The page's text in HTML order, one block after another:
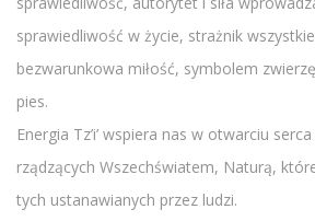
sprawiedliwość w życie, strażnik
bezwarunkowa miłość, symbolem
pies.
Energia Tz’i’ wspiera nas w otwarciu
rządzących Wszechświatem, Naturą,
tych ustanawianych przez ludzi.